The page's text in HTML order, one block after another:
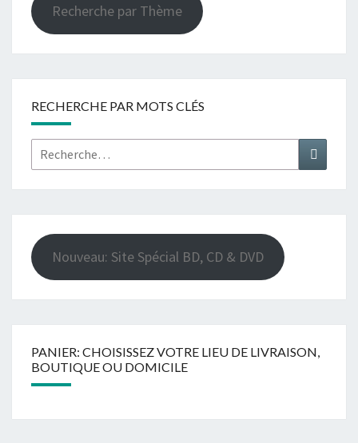
Recherche par Thème
RECHERCHE PAR MOTS CLÉS
Rechercher :
Nouveau: Site Spécial BD, CD & DVD
PANIER: CHOISISSEZ VOTRE LIEU DE LIVRAISON,
BOUTIQUE OU DOMICILE